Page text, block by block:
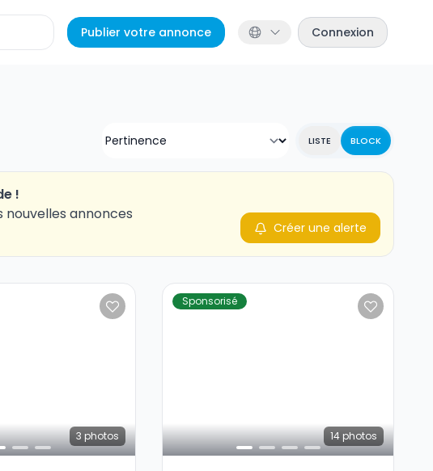
Publier votre annonce Connexion
LISTE BLOCK
!
annonces
Créer une alerte
3 photos
Sponsorisé
14photos